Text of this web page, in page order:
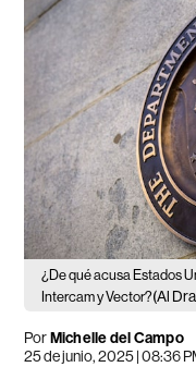
¿De qué acusa Estados
Intercam y Vector?(Al
PorMichelle del Campo
25 de junio, 2025 | 08:36